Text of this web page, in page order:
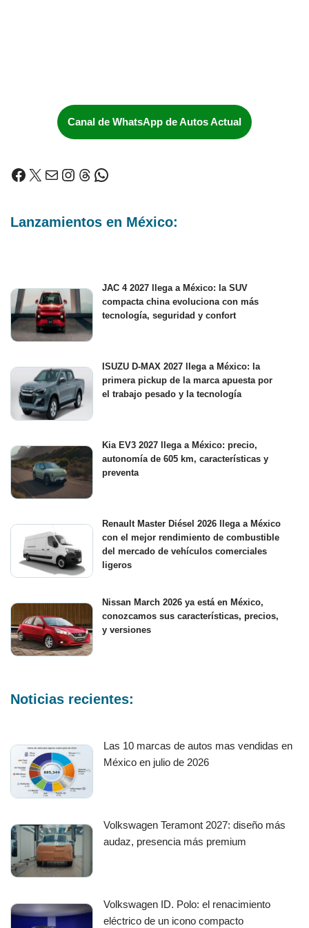
Canal de WhatsApp de Autos Actual
Lanzamientos en México:
JAC 4 2027 llega a México: la SUV
compacta china evoluciona con más
tecnología, seguridad y confort
ISUZU D-MAX 2027 llega a México: la
primera pickup de la marca apuesta por
el trabajo pesado y la tecnología
Kia EV3 2027 llega a México: precio,
autonomía de 605 km, características y
preventa
Renault Master Diésel 2026 llega a México
con el mejor rendimiento de combustible
del mercado de vehículos comerciales
ligeros
Nissan March 2026 ya está en México,
conozcamos sus características, precios,
y versiones
Noticias recientes:
Las 10 marcas de autos mas vendidas en
México en julio de 2026
Volkswagen Teramont 2027: diseño más
audaz, presencia más premium
Volkswagen ID. Polo: el renacimiento
eléctrico de un icono compacto